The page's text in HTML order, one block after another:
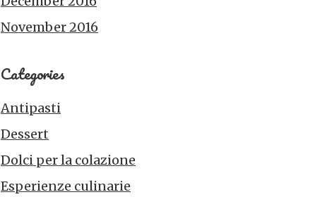
November 2016
Categories
Antipasti
Dessert
Dolci per la colazione
Esperienze culinarie